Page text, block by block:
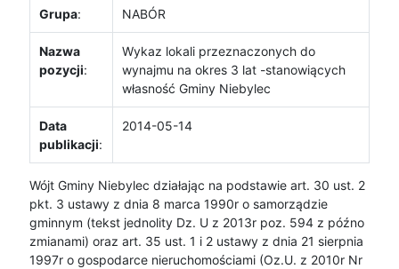
Grupa: NABÓR
Nazwa
pozycji:
Wykaz lokali przeznaczonych do
wynajmu na okres 3 lat -stanowiących
własność Gminy Niebylec
Data
publikacji:
2014-05-14
Wójt Gminy Niebylec działając na podstawie art. 30 ust. 2
pkt. 3 ustawy z dnia 8 marca 1990r o samorządzie
gminnym (tekst jednolity Dz. U z 2013r poz. 594 z późno
zmianami) oraz art. 35 ust. 1 i 2 ustawy z dnia 21 sierpnia
1997r o gospodarce nieruchomościami (Oz.U. z 2010r Nr